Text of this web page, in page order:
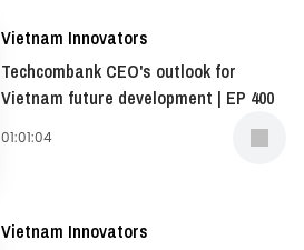
Vietnam Innovators
Techcombank CEO's outlook for
Vietnam future development | EP 400
01:01:04
Vietnam Innovators